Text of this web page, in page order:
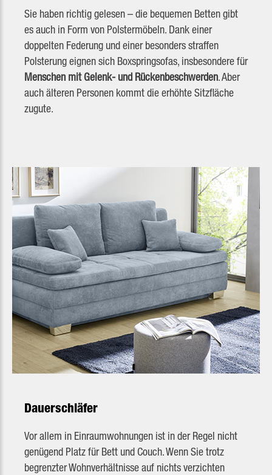
Sie haben richtig gelesen – die bequemen Betten gibt
es auch in Form von Polstermöbeln. Dank einer
doppelten Federung und einer besonders straffen
Polsterung eignen sich Boxspringsofas, insbesondere für
Menschen mit Gelenk- und Rückenbeschwerden. Aber
auch älteren Personen kommt die erhöhte Sitzfläche
zugute.
Dauerschläfer
Vor allem in Einraumwohnungen ist in der Regel nicht
genügend Platz für Bett und Couch. Wenn Sie trotz
begrenzter Wohnverhältnisse auf nichts verzichten